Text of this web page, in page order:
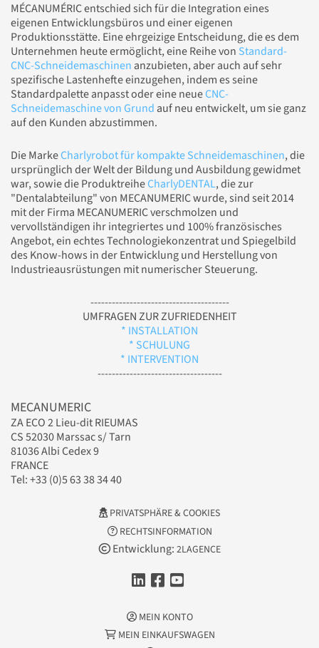
MÉCANUMÉRIC entschied sich für die Integration eines
eigenen Entwicklungsbüros und einer eigenen
Produktionsstätte. Eine ehrgeizige Entscheidung, die es dem
Unternehmen heute ermöglicht, eine Reihe von Standard-
CNC-Schneidemaschinen anzubieten, aber auch auf sehr
spezifische Lastenhefte einzugehen, indem es seine
Standardpalette anpasst oder eine neueCNC-
Schneidemaschine von Grund auf neu entwickelt, um sie ganz
auf den Kunden abzustimmen.
Die MarkeCharlyrobot für kompakte Schneidemaschinen, die
ursprünglich der Welt der Bildung und Ausbildung gewidmet
war, sowie die ProduktreiheCharlyDENTAL, die zur
"Dentalabteilung" von MECANUMERIC wurde, sind seit 2014
mit der Firma MECANUMERIC verschmolzen und
vervollständigen ihr integriertes und 100% französisches
Angebot, ein echtes Technologiekonzentrat und Spiegelbild
des Know-hows in der Entwicklung und Herstellung von
Industrieausrüstungen mit numerischer Steuerung.
---------------------------------------
UMFRAGEN ZUR ZUFRIEDENHEIT
* INSTALLATION
* SCHULUNG
* INTERVENTION
-----------------------------------
MECANUMERIC
ZA ECO 2 Lieu-dit RIEUMAS
CS 52030 Marssac s/ Tarn
81036 Albi Cedex 9
FRANCE
Tel: +33 (0)5 63 38 34 40
PRIVATSPHÄRE & COOKIES
RECHTSINFORMATION
Entwicklung: 2LAGENCE
MEIN KONTO
MEIN EINKAUFSWAGEN